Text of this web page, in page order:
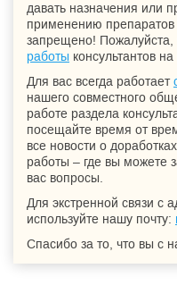
давать назначения или
применению
запрещено! Пожалуйста,
работы консультантов
Для вас всегда работает
нашего совместного
работе раздела
посещайте время от
все новости о
работы – где вы можете
вас вопросы.
Для экстренной связи с
используйте нашу почту:
Спасибо за то, что вы с